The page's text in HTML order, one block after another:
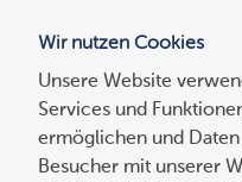
Suchen
nach:
Wir nutzen Cookies
Unsere Website
Services und
ermöglichen und
Besucher mit unserer